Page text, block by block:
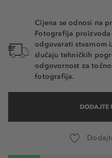
Cijena se odnosi na
Fotografija
odgovarati stvarnom
slučaju tehničkih
odgovornost za
fotografija.
DODAJTE